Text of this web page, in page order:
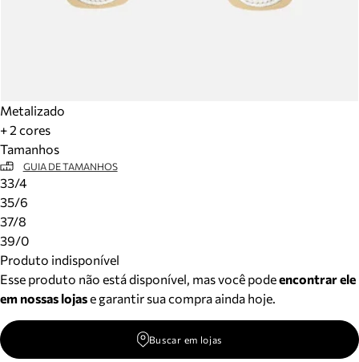
Metalizado
+ 2 cores
Tamanhos
GUIA DE TAMANHOS
33/4
35/6
37/8
39/0
Produto indisponível
Esse produto não está disponível, mas você podeencontrar ele
em nossas lojase garantir sua compra ainda hoje.
Buscar em lojas